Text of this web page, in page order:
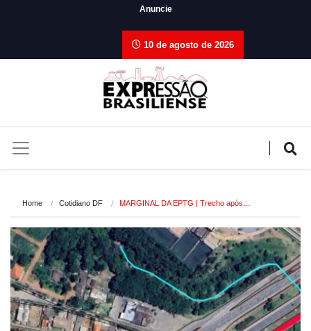
Anuncie
10 de agosto de 2026
Home Cotidiano DF MARGINAL DA EPTG | Trecho após…